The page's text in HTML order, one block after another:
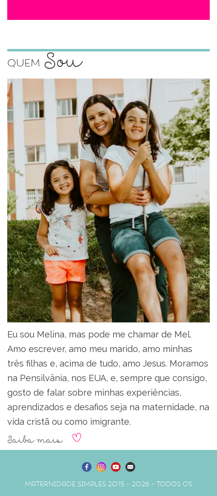
Quem Sou
Eu sou Melina, mas pode me chamar de Mel.
Amo escrever, amo meu marido, amo minhas
três filhas e, acima de tudo, amo Jesus. Moramos
na Pensilvânia, nos EUA, e, sempre que consigo,
gosto de falar sobre minhas experiências,
aprendizados e desafios seja na maternidade, na
vida cristã ou como imigrante.
Saiba mais
Maternidade Simples 2015 - 2026 - Todos os